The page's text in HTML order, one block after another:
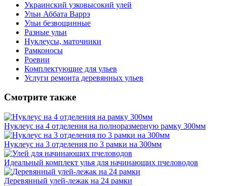
Украинский узковысокий улей
Ульи Аббата Варрэ
Ульи безвощинные
Разные ульи
Нуклеусы, маточники
Рамконосы
Роевни
Комплектующие для ульев
Услуги ремонта деревянных ульев
Смотрите также
Нуклеус на 4 отделения на полноразмерную рамку 300мм
Нуклеус на 3 отделения по 3 рамки на 300мм
Идеальный комплект улья для начинающих пчеловодов
Деревянный улей-лежак на 24 рамки